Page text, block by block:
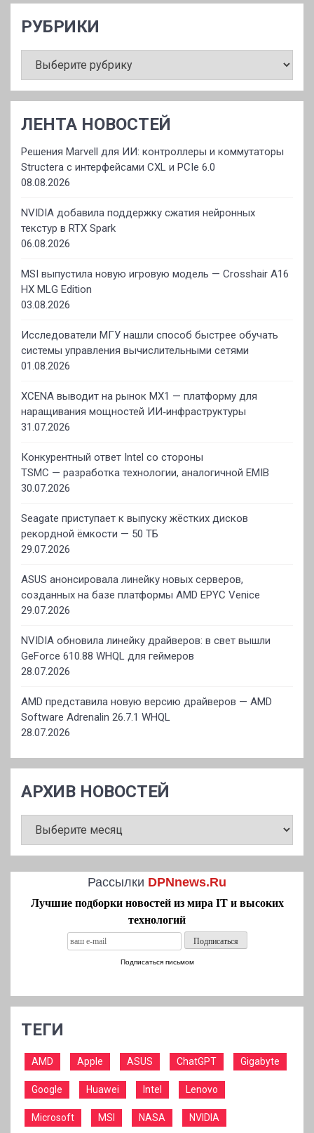
РУБРИКИ
ЛЕНТА НОВОСТЕЙ
Решения Marvell для ИИ: контроллеры и коммутаторы
Structera с интерфейсами CXL и PCIe 6.0
08.08.2026
NVIDIA добавила поддержку сжатия нейронных
текстур в RTX Spark
06.08.2026
MSI выпустила новую игровую модель — Crosshair A16
HX MLG Edition
03.08.2026
Исследователи МГУ нашли способ быстрее обучать
системы управления вычислительными сетями
01.08.2026
XCENA выводит на рынок MX1 — платформу для
наращивания мощностей ИИ‑инфраструктуры
31.07.2026
Конкурентный ответ Intel со стороны
TSMC — разработка технологии, аналогичной EMIB
30.07.2026
Seagate приступает к выпуску жёстких дисков
рекордной ёмкости — 50 ТБ
29.07.2026
ASUS анонсировала линейку новых серверов,
созданных на базе платформы AMD EPYC Venice
29.07.2026
NVIDIA обновила линейку драйверов: в свет вышли
GeForce 610.88 WHQL для геймеров
28.07.2026
AMD представила новую версию драйверов — AMD
Software Adrenalin 26.7.1 WHQL
28.07.2026
АРХИВ НОВОСТЕЙ
НОВОСТЕЙ
Рассылки DPNnews.Ru
Лучшие подборки новостей из мира IT и высоких
технологий
Подписаться письмом
ТЕГИ
AMD Apple ASUS ChatGPT Gigabyte
Google Huawei Intel Lenovo
Microsoft MSI NASA NVIDIA